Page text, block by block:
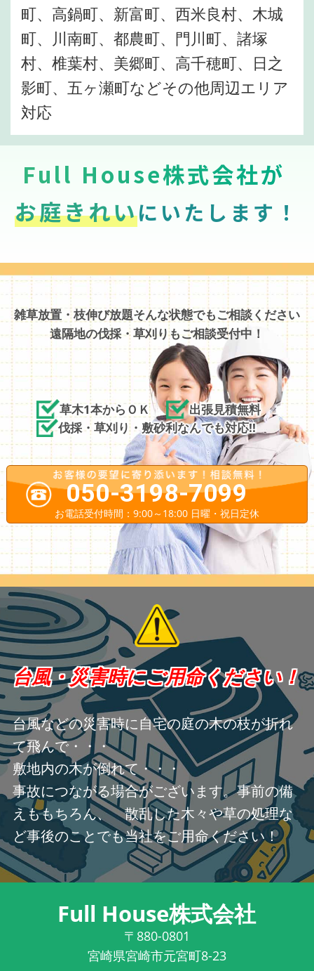
町、高鍋町、新富町、西米良村、木城
町、川南町、都農町、門川町、諸塚
村、椎葉村、美郷町、高千穂町、日之
影町、五ヶ瀬町などその他周辺エリア
対応
Full House株式会社が
お庭きれいにいたします！
雑草放置・枝伸び放題そんな状態でもご相談ください
遠隔地の伐採・草刈りもご相談受付中！
草木1本からＯＫ
出張見積無料
伐採・草刈り・敷砂利なんでも対応!!
050-3198-7099
お電話受付時間：9:00～18:00 日曜・祝日定休
台風・災害時にご用命ください！
台風などの災害時に自宅の庭の木の枝が折れ
て飛んで・・・
敷地内の木が倒れて・・・
事故につながる場合がございます。事前の備
えももちろん、 散乱した木々や草の処理な
ど事後のことでも当社をご用命ください！
Full House株式会社
〒880-0801
宮崎県宮崎市元宮町8-23